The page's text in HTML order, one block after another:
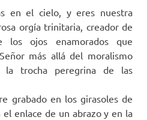
en el cielo, y eres nuestra
orgía trinitaria, creador de
ojos enamorados que
más allá del moralismo
trocha peregrina de las
grabado en los girasoles de
enlace de un abrazo y en la